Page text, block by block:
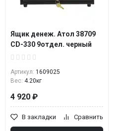
Ящик денеж. Атол 38709
CD-330 9отдел. черный
Артикул: 1609025
Вес: 4.20кг
4 920 ₽
В закладки Сравнить